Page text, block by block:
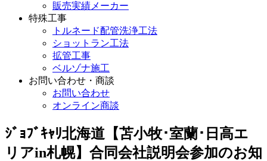
販売実績メーカー
特殊工事
トルネード配管洗浄工法
ショットラン工法
拡管工事
ベルゾナ施工
お問い合わせ・商談
お問い合わせ
オンライン商談
ｼﾞｮﾌﾞｷｬﾘ北海道【苫小牧･室蘭･日高エ
リアin札幌】合同会社説明会参加のお知